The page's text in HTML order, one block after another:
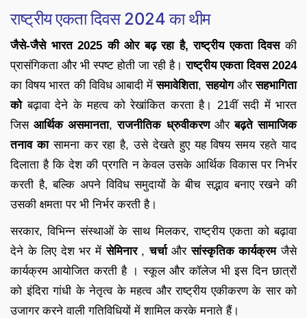
राष्ट्रीय एकता दिवस 2024 का थीम
जैसे-जैसे भारत 2025 की ओर बढ़ रहा है, राष्ट्रीय एकता दिवसकी
प्रासंगिकता और भी स्पष्ट होती जा रही है।राष्ट्रीय एकता दिवस 2024
का विषय भारत की विविध आबादी मेंसमावेशिता,सहयोगऔरसहभागिता
कोबढ़ावा देने के महत्व को रेखांकित करता है। 21वीं सदी में भारत
जिसआर्थिक असमानता,राजनीतिक ध्रुवीकरणऔरबढ़ते सामाजिक
तनाव कासामना कर रहा है, उसे देखते हुए यह विषय समय रहते याद
दिलाता है कि देश की प्रगति न केवल उसके आर्थिक विकास पर निर्भर
करती है, बल्कि अपने विविध समुदायों के बीच सद्भाव बनाए रखने की
उसकी क्षमता पर भी निर्भर करती है।
सरकार, विभिन्न संस्थाओं के साथ मिलकर, राष्ट्रीय एकता को बढ़ावा
देने के लिए देश भर मेंसेमिनार,चर्चाऔरसांस्कृतिक कार्यक्रमजैसे
कार्यक्रम आयोजित करती है । स्कूल और कॉलेज भी इस दिन छात्रों
को इंदिरा गांधी के नेतृत्व के महत्व और राष्ट्रीय एकीकरण के सार को
उजागर करने वाली गतिविधियों में शामिल करके मनाते हैं।